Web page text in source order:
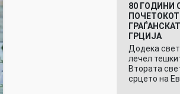
80 ГОДИНИ
ГРЦИЈА
Додека
лечел
Втората
срцето на